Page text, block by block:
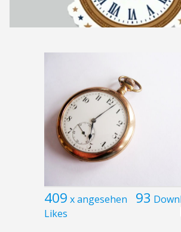
409 x angesehen 93
Likes